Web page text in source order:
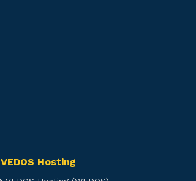
VEDOS Hosting